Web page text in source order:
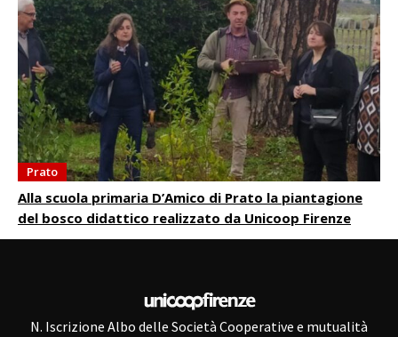
Prato
Alla scuola primaria D’Amico di Prato la piantagione
del bosco didattico realizzato da Unicoop Firenze
N. Iscrizione Albo delle Società Cooperative e mutualità